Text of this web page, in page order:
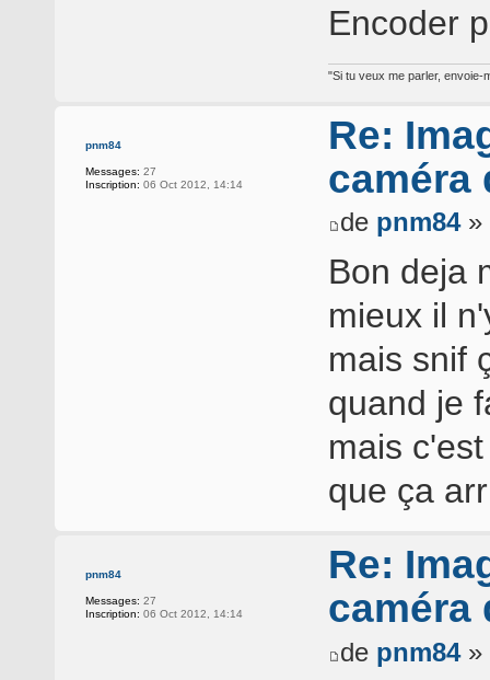
Encoder
"Si tu veux me parler, envoie-
pnm84
Messages: 27
Inscription: 06 Oct 2012, 14:14
Re:
caméra
de pnm84»
Bon deja
mieux il
mais snif
quand je
mais
que ça
pnm84
Messages: 27
Inscription: 06 Oct 2012, 14:14
Re:
caméra
de pnm84»